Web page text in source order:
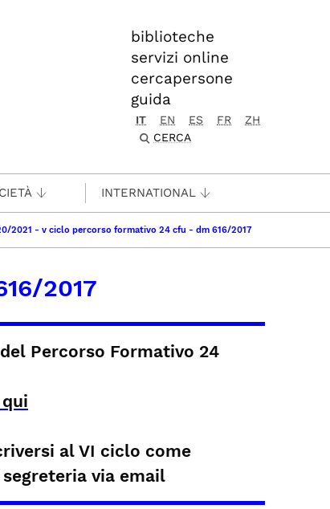
biblioteche
servizi online
cercapersone
guida
IT EN ES FR
ZH
CERCA
INTERNATIONAL
2021 - v ciclo percorso formativo 24 cfu - dm 616/2017
2017
Percorso Formativo 24
al VI ciclo come
via email